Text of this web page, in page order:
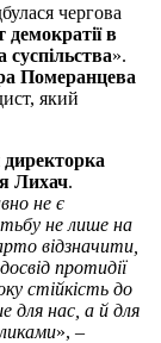
чергова
демократії в
».
Померанцева
який
директорка
Лихач.
не є
не лише на
відзначити,
протидії
стійкість до
для нас, а й для
», –